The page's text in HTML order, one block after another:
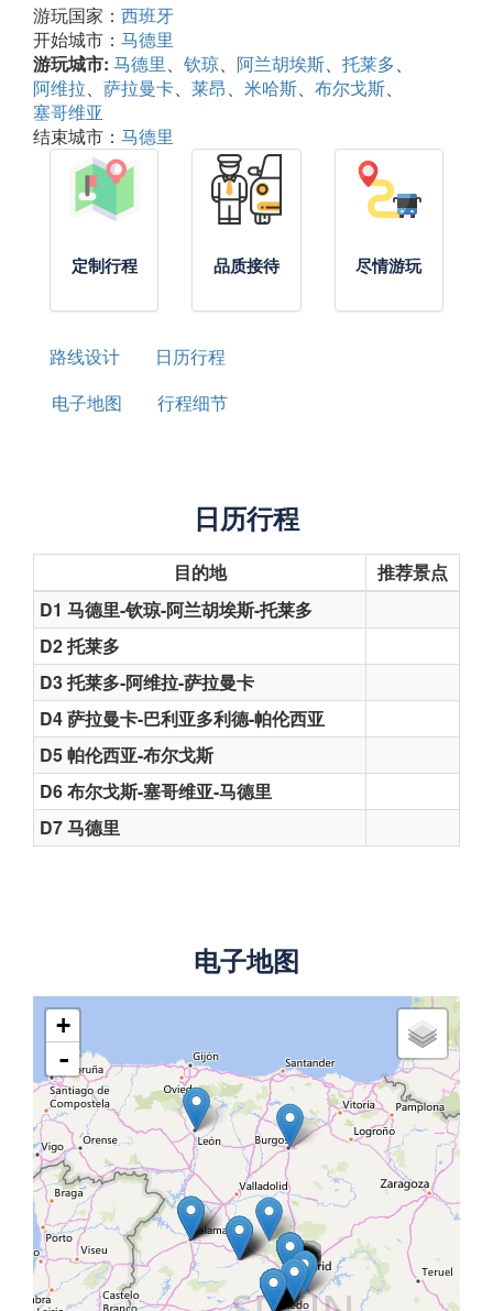
游玩国家： 西班牙
开始城市： 马德里
游玩城市: 马德里 钦琼 阿兰胡埃斯
托莱多
阿维拉
萨拉曼卡 莱昂 米哈斯
布尔戈斯
塞哥维亚
结束城市： 马德里
定制行程 品质接待 尽情游玩
路线设计
日历行程
电子地图
行程细节
日历行程
目的地
推荐景点
D1 马德里-钦琼-阿兰胡埃斯-托莱多
D2 托莱多
D3 托莱多-阿维拉-萨拉曼卡
D4 萨拉曼卡-巴利亚多利德-帕伦西亚
D5 帕伦西亚-布尔戈斯
D6 布尔戈斯-塞哥维亚-马德里
D7 马德里
电子地图
+
-